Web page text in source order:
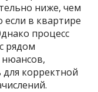
ниже, чем
если в квартире
процесс
рядом
нюансов,
корректной